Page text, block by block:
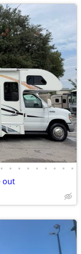
• • • • • • • • •
out